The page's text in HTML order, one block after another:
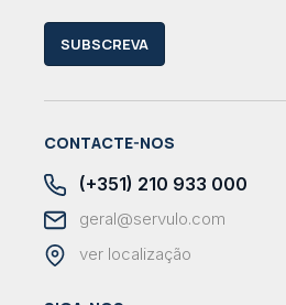
SUBSCREVA
CONTACTE-NOS
(+351) 210 933 000
geral@servulo.com
ver localização